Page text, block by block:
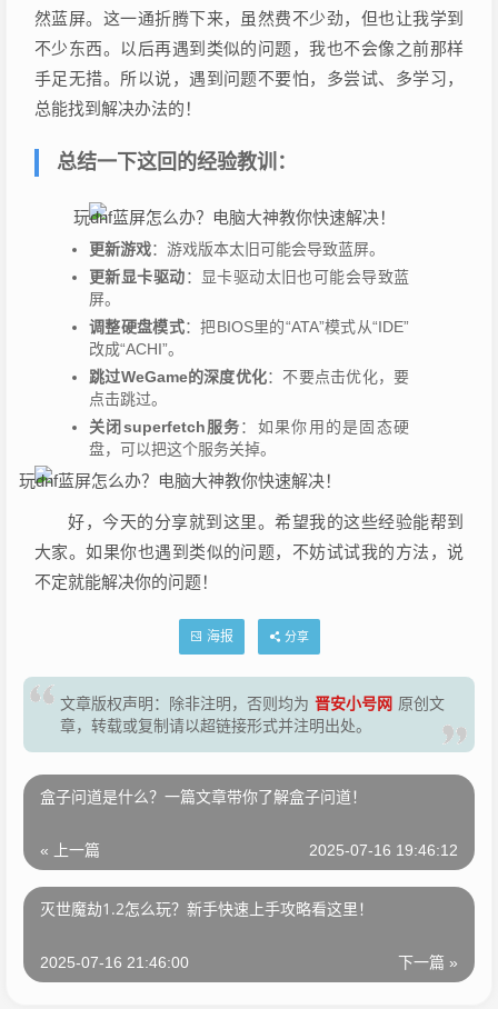
然蓝屏。这一通折腾下来，虽然费不少劲，但也让我学到
不少东西。以后再遇到类似的问题，我也不会像之前那样
手足无措。所以说，遇到问题不要怕，多尝试、多学习，
总能找到解决办法的！
总结一下这回的经验教训：
更新游戏：游戏版本太旧可能会导致蓝屏。
更新显卡驱动：显卡驱动太旧也可能会导致蓝
屏。
调整硬盘模式：把BIOS里的“ATA”模式从“IDE”
改成“ACHI”。
跳过WeGame的深度优化：不要点击优化，要
点击跳过。
关闭superfetch服务：如果你用的是固态硬
盘，可以把这个服务关掉。
好，今天的分享就到这里。希望我的这些经验能帮到
大家。如果你也遇到类似的问题，不妨试试我的方法，说
不定就能解决你的问题！
海报 分享
文章版权声明：除非注明，否则均为 晋安小号网 原创文
章，转载或复制请以超链接形式并注明出处。
盒子问道是什么？一篇文章带你了解盒子问道！
« 上一篇 2025-07-16 19:46:12
灭世魔劫1.2怎么玩？新手快速上手攻略看这里！
下一篇 »
2025-07-16 21:46:00